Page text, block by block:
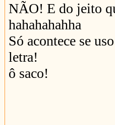
NÃO! E do jeito
hahahahahha
Só acontece se
letra!
ô saco!